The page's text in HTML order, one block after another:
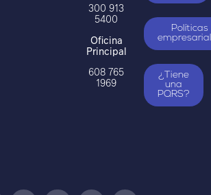
300 913
5400
Oficina
Principal
608 765
1969
Políticas
¿Tiene
una
PQRS?